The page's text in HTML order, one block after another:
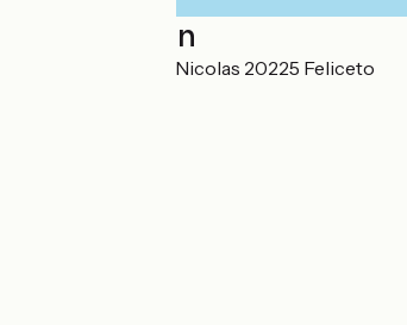
Localisation
4 Boulevard Saint Nicolas 20225 Feliceto